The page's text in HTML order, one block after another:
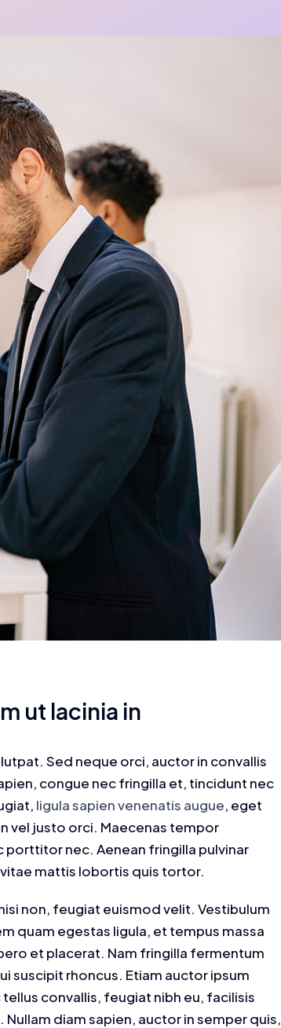
ut lacinia in
Sed neque orci, auctor in convallis
congue nec fringilla et, tincidunt nec
ligula sapien venenatis augue, eget
vel justo orci. Maecenas tempor
nec. Aenean fringilla pulvinar
mattis lobortis quis tortor.
non, feugiat euismod velit. Vestibulum
quam egestas ligula, et tempus massa
et placerat. Nam fringilla fermentum
suscipit rhoncus. Etiam auctor ipsum
convallis, feugiat nibh eu, facilisis
diam sapien, auctor in semper quis,